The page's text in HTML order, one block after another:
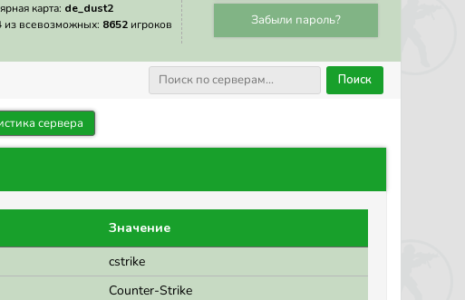
карта: de_dust2
из всевозможных: 8652 игроков Забыли пароль?
Поиск
сервера
Значение
cstrike
Counter-Strike